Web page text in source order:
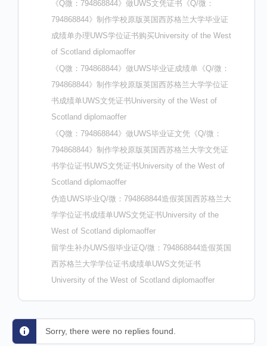
《Q微：794868844》做UWS文凭证书《Q/微：
794868844》制作学校原版英国西苏格兰大学毕业证
成绩单办理UWS学位证书购买University of the West
of Scotland diplomaoffer
《Q微：794868844》做UWS毕业证成绩单《Q/微：
794868844》制作学校原版英国西苏格兰大学学位证
书成绩单UWS文凭证书University of the West of
Scotland diplomaoffer
《Q微：794868844》做UWS毕业证文凭《Q/微：
794868844》制作学校原版英国西苏格兰大学文凭证
书学位证书UWS文凭证书University of the West of
Scotland diplomaoffer
伪造UWS毕业Q/微：794868844造假英国西苏格兰大
学学位证书成绩单UWS文凭证书University of the
West of Scotland diplomaoffer
留学生补办UWS假毕业证Q/微：794868844造假英国
西苏格兰大学学位证书成绩单UWS文凭证书
University of the West of Scotland diplomaoffer
Sorry, there were no replies found.